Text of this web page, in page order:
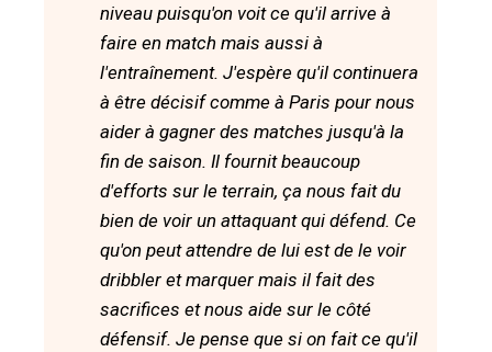
niveau puisqu'on voit ce qu'il arrive à
faire en match mais aussi à
l'entraînement. J'espère qu'il continuera
à être décisif comme à Paris pour nous
aider à gagner des matches jusqu'à la
fin de saison. Il fournit beaucoup
d'efforts sur le terrain, ça nous fait du
bien de voir un attaquant qui défend. Ce
qu'on peut attendre de lui est de le voir
dribbler et marquer mais il fait des
sacrifices et nous aide sur le côté
défensif. Je pense que si on fait ce qu'il